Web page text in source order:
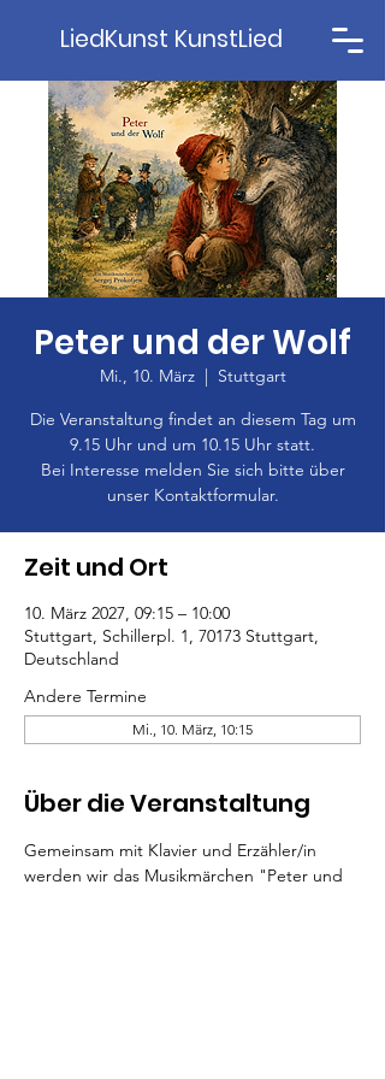
LiedKunst KunstLied
Peter und der Wolf
Mi., 10. März
  |
Stuttgart
Die Veranstaltung findet an diesem Tag um
9.15 Uhr und um 10.15 Uhr statt.
Bei Interesse melden Sie sich bitte über
unser Kontaktformular.
Zeit und Ort
10. März 2027, 09:15 – 10:00
Stuttgart, Schillerpl. 1, 70173 Stuttgart,
Deutschland
Andere Termine
Mi., 10. März, 10:15
Über die Veranstaltung
Gemeinsam mit Klavier und Erzähler/in
werden wir das Musikmärchen "Peter und